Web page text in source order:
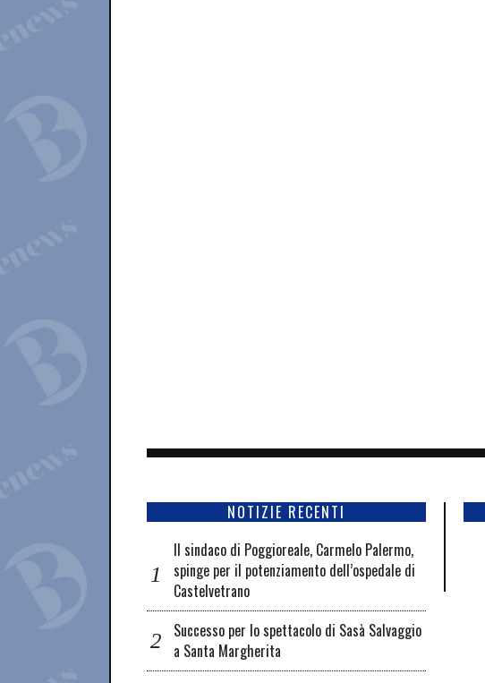
NOTIZIE RECENTI
Il sindaco di Poggioreale, Carmelo Palermo,
spinge per il potenziamento dell’ospedale di
Castelvetrano
Successo per lo spettacolo di Sasà Salvaggio
a Santa Margherita